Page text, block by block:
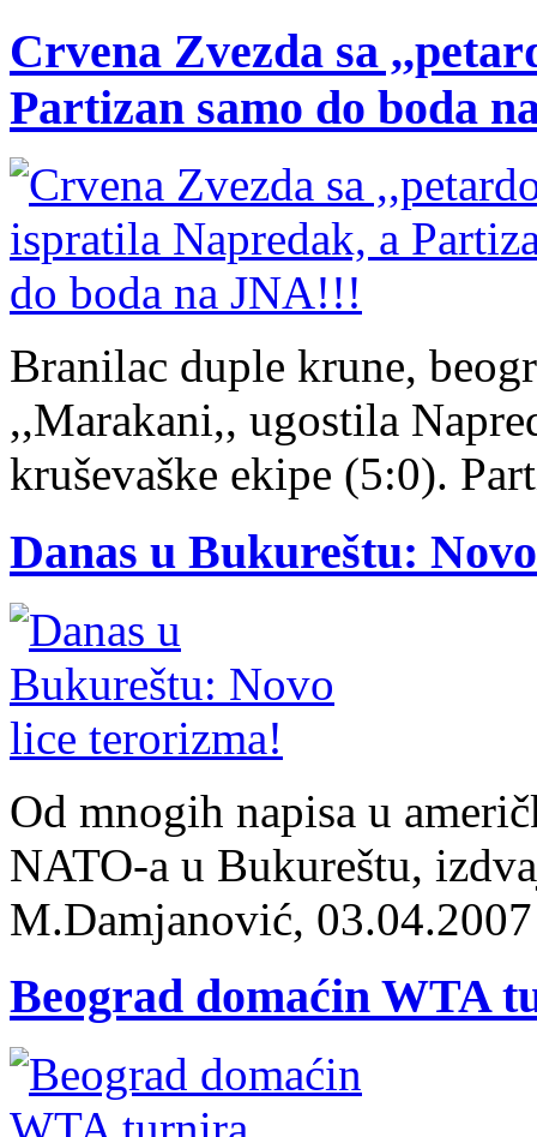
Crvena Zvezda sa
Partizan samo do boda
Branilac duple krune,
,,Marakani,, ugostila
kruševaške ekipe (5:0).
Danas u Bukureštu:
Od mnogih napisa u
NATO-a u Bukureštu,
M.Damjanović,
Beograd domaćin WTA